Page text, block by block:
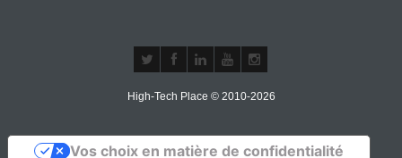
High-Tech Place © 2010-2026
Vos choix en matière de confidentialité